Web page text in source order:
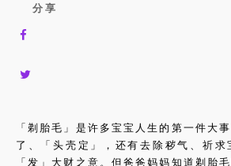
分 享
「剃胎毛」是许多宝宝人生的第一件大
了、「头壳定」，还有去除秽气、祈求
「发」大财之意。但爸爸妈妈知道剃胎